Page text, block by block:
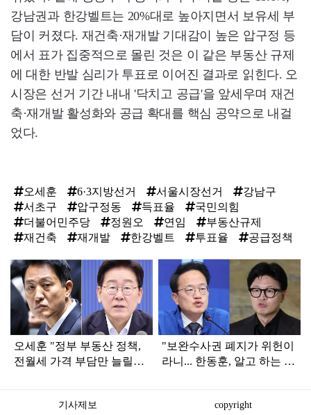
강남권과 한강벨트는 20%대로 높아지면서 보유세 부
담이 커졌다. 재건축·재개발 기대감이 높은 압구정 등
에서 표가 집중적으로 몰린 것은 이 같은 부동산 규제
에 대한 반발 심리가 투표로 이어진 결과로 읽힌다. 오
시장은 선거 기간 내내 '닥치고 공급'을 앞세우며 재건
축·재개발 활성화와 공급 확대를 핵심 공약으로 내걸
었다.
오세훈 6·3지방선거 서울시장선거
강남구
서초구
압구정동 득표율
국민의힘
더불어민주당
정원오 연임
부동산규제
재건축
재개발 한강벨트 투표율 공급정책
탑
라
인
오세훈 "정부 부동산 정책,
전월세 가격 부담만 늘릴
"보완수사권 폐지가 위헌이
라니... 한동훈, 알고 하는 말
기사제보 copyright